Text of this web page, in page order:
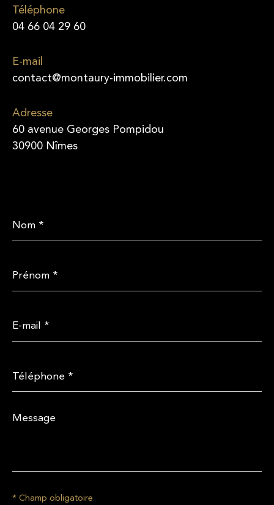
Téléphone
04 66 04 29 60
E-mail
contact@montaury-immobilier.com
Adresse
60 avenue Georges Pompidou
30900 Nîmes
*
*
mail
*
*
Message
*
* Champ obligatoire